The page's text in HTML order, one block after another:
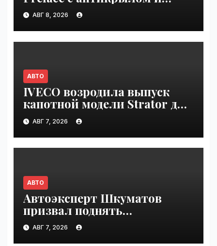
красными суппортами |
VseTime.ru
АВГ 8, 2026
АВТО
IVECO возродила выпуск
капотной модели Strator для
Европы | VseTime.ru
АВГ 7, 2026
АВТО
Автоэксперт Шкуматов
призвал поднять
разрешённую скорость на
дорогах России | VseTime.ru
АВГ 7, 2026